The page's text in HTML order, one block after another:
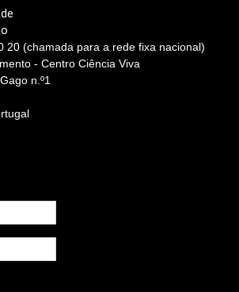
20 (chamada para a rede fixa nacional)
- Centro Ciência Viva
n.º1